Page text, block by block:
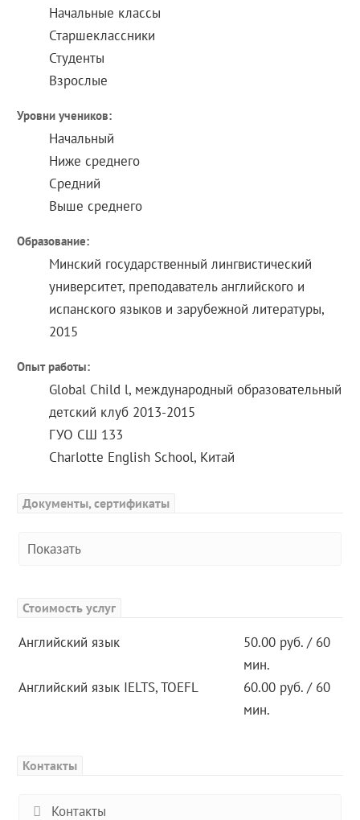
Начальные классы
Старшеклассники
Студенты
Взрослые
Уровни учеников:
Начальный
Ниже среднего
Средний
Выше среднего
Образование:
Минский государственный лингвистический
университет, преподаватель английского и
испанского языков и зарубежной литературы,
2015
Опыт работы:
Global Child l, международный образовательный
детский клуб 2013-2015
ГУО СШ 133
Charlotte English School, Китай
Документы, сертификаты
Показать
Стоимость услуг
Английский язык
50.00 руб. / 60
мин.
Английский язык IELTS, TOEFL
60.00 руб. / 60
мин.
Контакты
Контакты